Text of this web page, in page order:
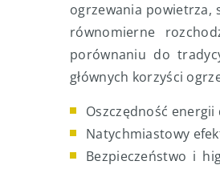
ogrzewania powietrza,
równomierne
porównaniu do
głównych korzyści
Oszczędność
Natychmiastowy
Bezpieczeństwo i